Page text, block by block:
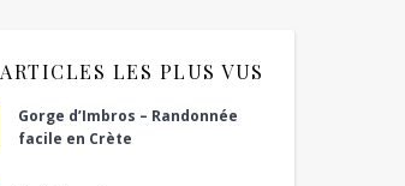
ARTICLES LES PLUS VUS
Gorge d’Imbros – Randonnée
facile en Crète